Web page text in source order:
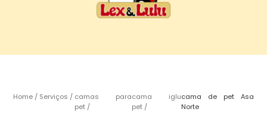
Home Serviços
camas para
pet
cama iglu
pet
cama de pet Asa
Norte